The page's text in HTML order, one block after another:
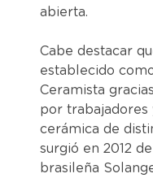
abierta.
Cabe destacar
establecido
Ceramista
por trabajadores
cerámica de
surgió en 2012
brasileña